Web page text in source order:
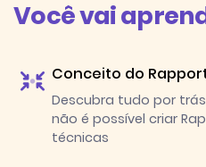
Você vai
Conceito do
Descubra tudo por
não é possível criar
técnicas